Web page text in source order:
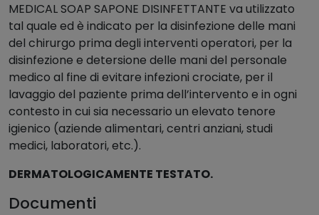
a
1
l
i
t
r
o
q
u
a
t
MEDICAL SOAP SAPONE DISINFETTANTE va utilizzato
tal quale ed è indicato per la disinfezione delle mani
del chirurgo prima degli interventi operatori, per la
disinfezione e detersione delle mani del personale
medico al fine di evitare infezioni crociate, per il
lavaggio del paziente prima dell’intervento e in ogni
contesto in cui sia necessario un elevato tenore
igienico (aziende alimentari, centri anziani, studi
medici, laboratori, etc.).
DERMATOLOGICAMENTE TESTATO.
Documenti